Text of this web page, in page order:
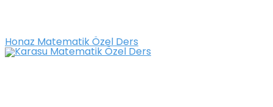
Honaz Matematik Özel Ders